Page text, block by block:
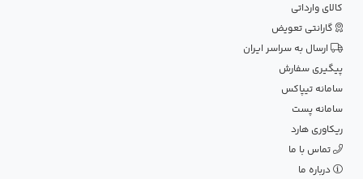
کالای وارداتی
گارانتی تعویض
ارسال به سراسر ایران
پیگیری سفارش
سامانه تیپاکس
سامانه پست
ریکاوری هارد
تماس با ما
درباره ما